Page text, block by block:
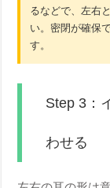
るなどで、左右
い。密閉が確保
す。
Step 3：
わせる